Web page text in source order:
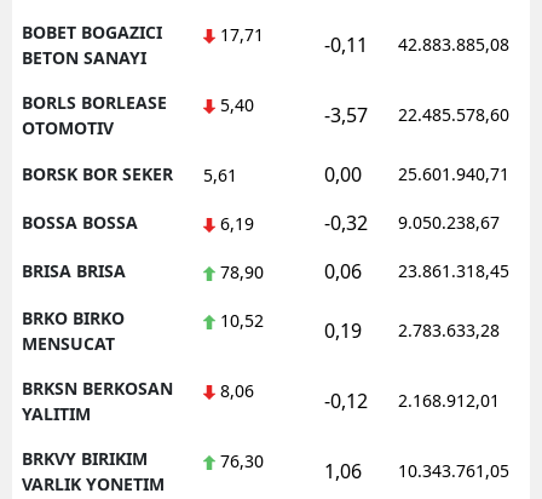
BOBET BOGAZICI
BETON SANAYI
17,71 -0,11 42.883.885,08
BORLS BORLEASE
OTOMOTIV
5,40 -3,57 22.485.578,60
BORSK BOR SEKER 5,61 0,00 25.601.940,71
BOSSA BOSSA 6,19 -0,32 9.050.238,67
BRISA BRISA 78,90 0,06 23.861.318,45
BRKO BIRKO
MENSUCAT
10,52 0,19 2.783.633,28
BRKSN BERKOSAN
YALITIM
8,06 -0,12 2.168.912,01
BRKVY BIRIKIM
VARLIK YONETIM
76,30 1,06 10.343.761,05